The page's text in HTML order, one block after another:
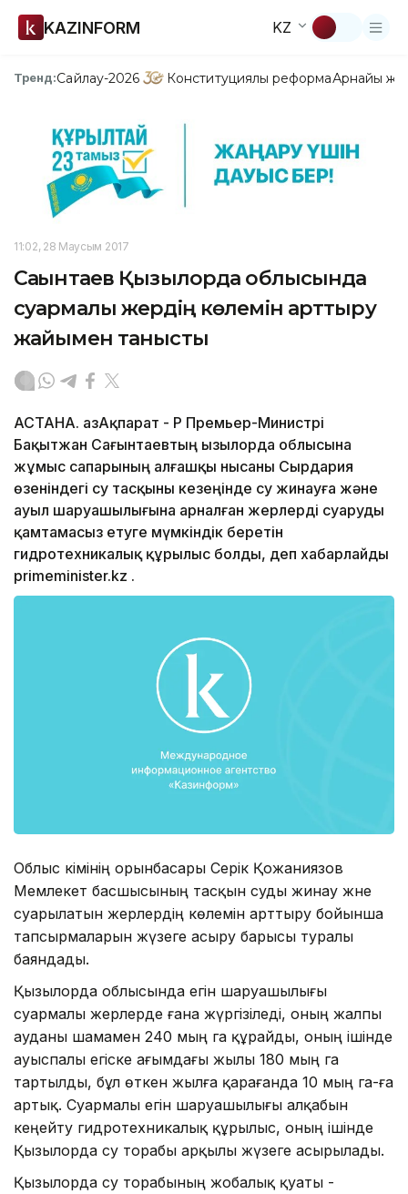
KAZINFORM KZ
Тренд:Сайлау-2026 Конституциялық реформаАрнайы
11:02, 28 Маусым 2017
Сағынтаев Қызылорда облысында
суармалы жердің көлемін арттыру
жайымен танысты
АСТАНА. ҚазАқпарат - ҚР Премьер-Министрі
Бақытжан Сағынтаевтың Қызылорда облысына
жұмыс сапарының алғашқы нысаны Сырдария
өзеніндегі су тасқыны кезеңінде су жинауға және
ауыл шаруашылығына арналған жерлерді суаруды
қамтамасыз етуге мүмкіндік беретін
гидротехникалық құрылыс болды, деп хабарлайды
primeminister.kz .
Облыс әкімінің орынбасары Серік Қожаниязов
Мемлекет басшысының тасқын суды жинау және
суарылатын жерлердің көлемін арттыру бойынша
тапсырмаларын жүзеге асыру барысы туралы
баяндады.
Қызылорда облысында егін шаруашылығы
суармалы жерлерде ғана жүргізіледі, оның жалпы
ауданы шамамен 240 мың га құрайды, оның ішінде
ауыспалы егіске ағымдағы жылы 180 мың га
тартылды, бұл өткен жылға қарағанда 10 мың га-ға
артық. Суармалы егін шаруашылығы алқабын
кеңейту гидротехникалық құрылыс, оның ішінде
Қызылорда су торабы арқылы жүзеге асырылады.
Қызылорда су торабының жобалық қуаты -